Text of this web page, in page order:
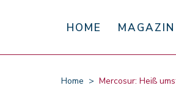
HOME MAGAZIN
Home Mercosur: Heiß